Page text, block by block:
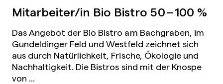
Mitarbeiter/in Bio Bistro 50 – 100 %
Das Angebot der Bio Bistro am Bachgraben, im
Gundeldinger Feld und Westfeld zeichnet sich
aus durch Natürlichkeit, Frische, Ökologie und
Nachhaltigkeit. Die Bistros sind mit der Knospe
von ...